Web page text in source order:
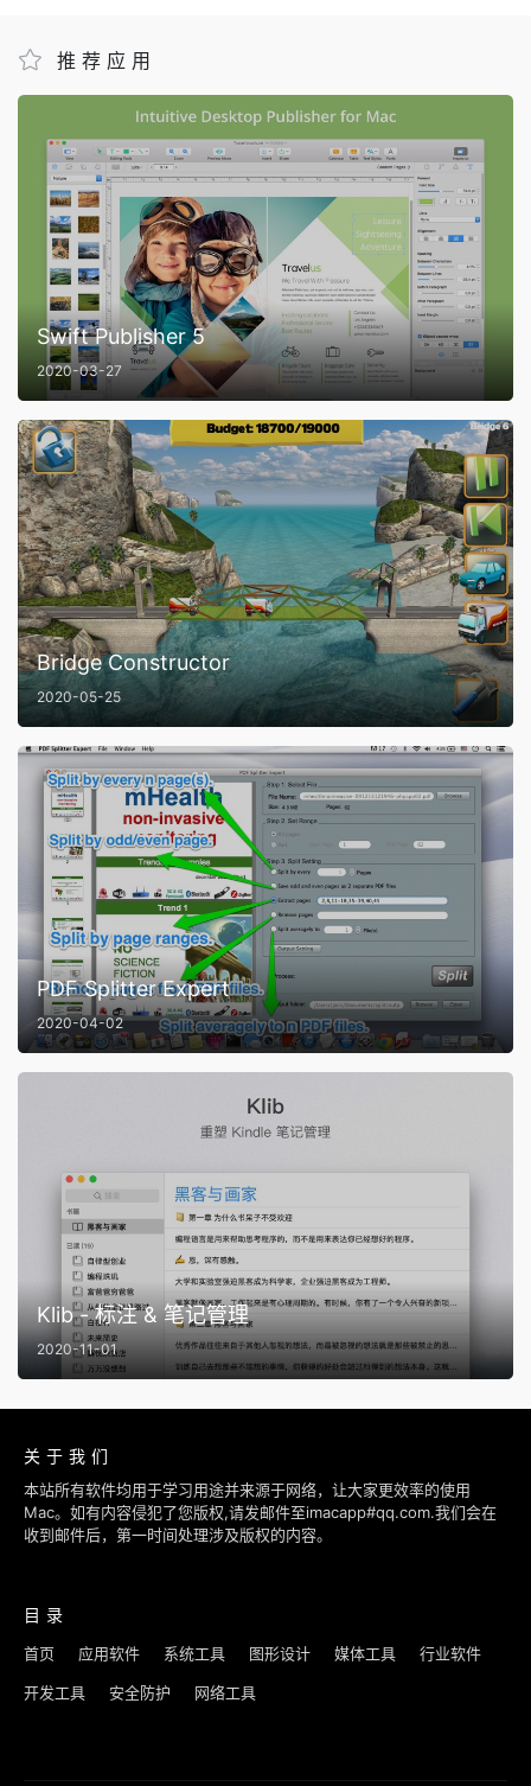
推荐应用
Swift Publisher 5
2020-03-27
Bridge Constructor
2020-05-25
PDF Splitter Expert
2020-04-02
Klib - 标注 & 笔记管理
2020-11-01
关于我们
本站所有软件均用于学习用途并来源于网络，让大家更效率的使用
Mac。如有内容侵犯了您版权,请发邮件至imacapp#qq.com.我们会在
收到邮件后，第一时间处理涉及版权的内容。
目录
首页 应用软件 系统工具 图形设计 媒体工具 行业软件
开发工具 安全防护 网络工具